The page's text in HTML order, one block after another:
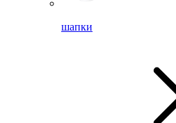
шапки